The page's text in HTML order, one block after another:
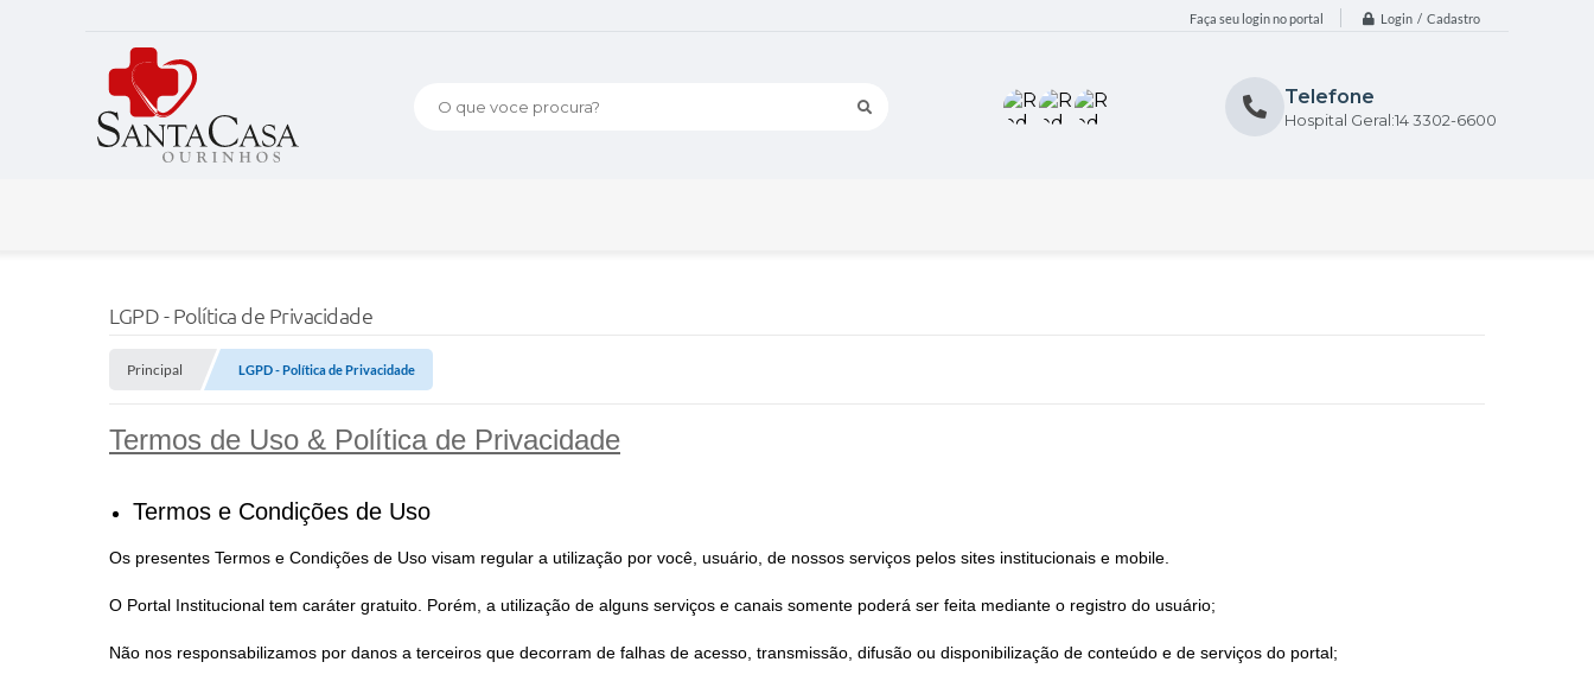
Faça seu login no portal Login / Cadastro
O que voce procura? Telefone
Hospital Geral:14 3302-6600
LGPD - Política de Privacidade
Principal LGPD - Política de Privacidade
Termos de Uso & Política de Privacidade
Termos e Condições de Uso
Os presentes Termos e Condições de Uso visam regular a utilização por você, usuário, de nossos serviços pelos sites institucionais e mobile.
O Portal Institucional tem caráter gratuito. Porém, a utilização de alguns serviços e canais somente poderá ser feita mediante o registro do usuário;
Não nos responsabilizamos por danos a terceiros que decorram de falhas de acesso, transmissão, difusão ou disponibilização de conteúdo e de serviços do portal;